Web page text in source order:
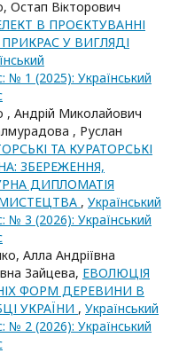
Остап Вікторович
В ПРОЄКТУВАННІ
У ВИГЛЯДІ
№ 1 (2025): Український
, Андрій Миколайович
, Руслан
ТА КУРАТОРСЬКІ
ЗБЕРЕЖЕННЯ,
ДИПЛОМАТІЯ
, Український
№ 3 (2026): Український
Алла Андріївна
Зайцева, ЕВОЛЮЦІЯ
ФОРМ ДЕРЕВИНИ В
УКРАЇНИ , Український
№ 2 (2026): Український